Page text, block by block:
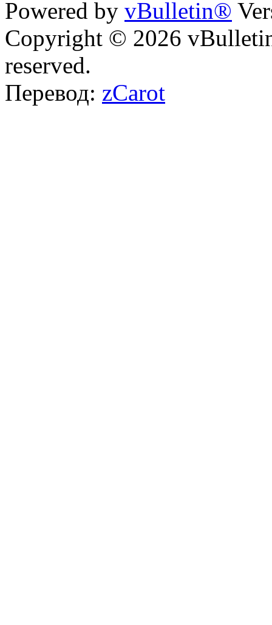
Powered by vBulletin®
Copyright © 2026
reserved.
Перевод: zCarot